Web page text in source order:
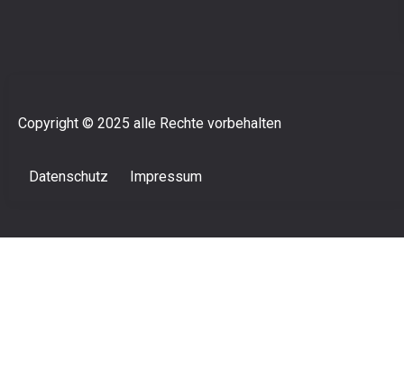
Copyright © 2025 alle Rechte vorbehalten
Datenschutz Impressum